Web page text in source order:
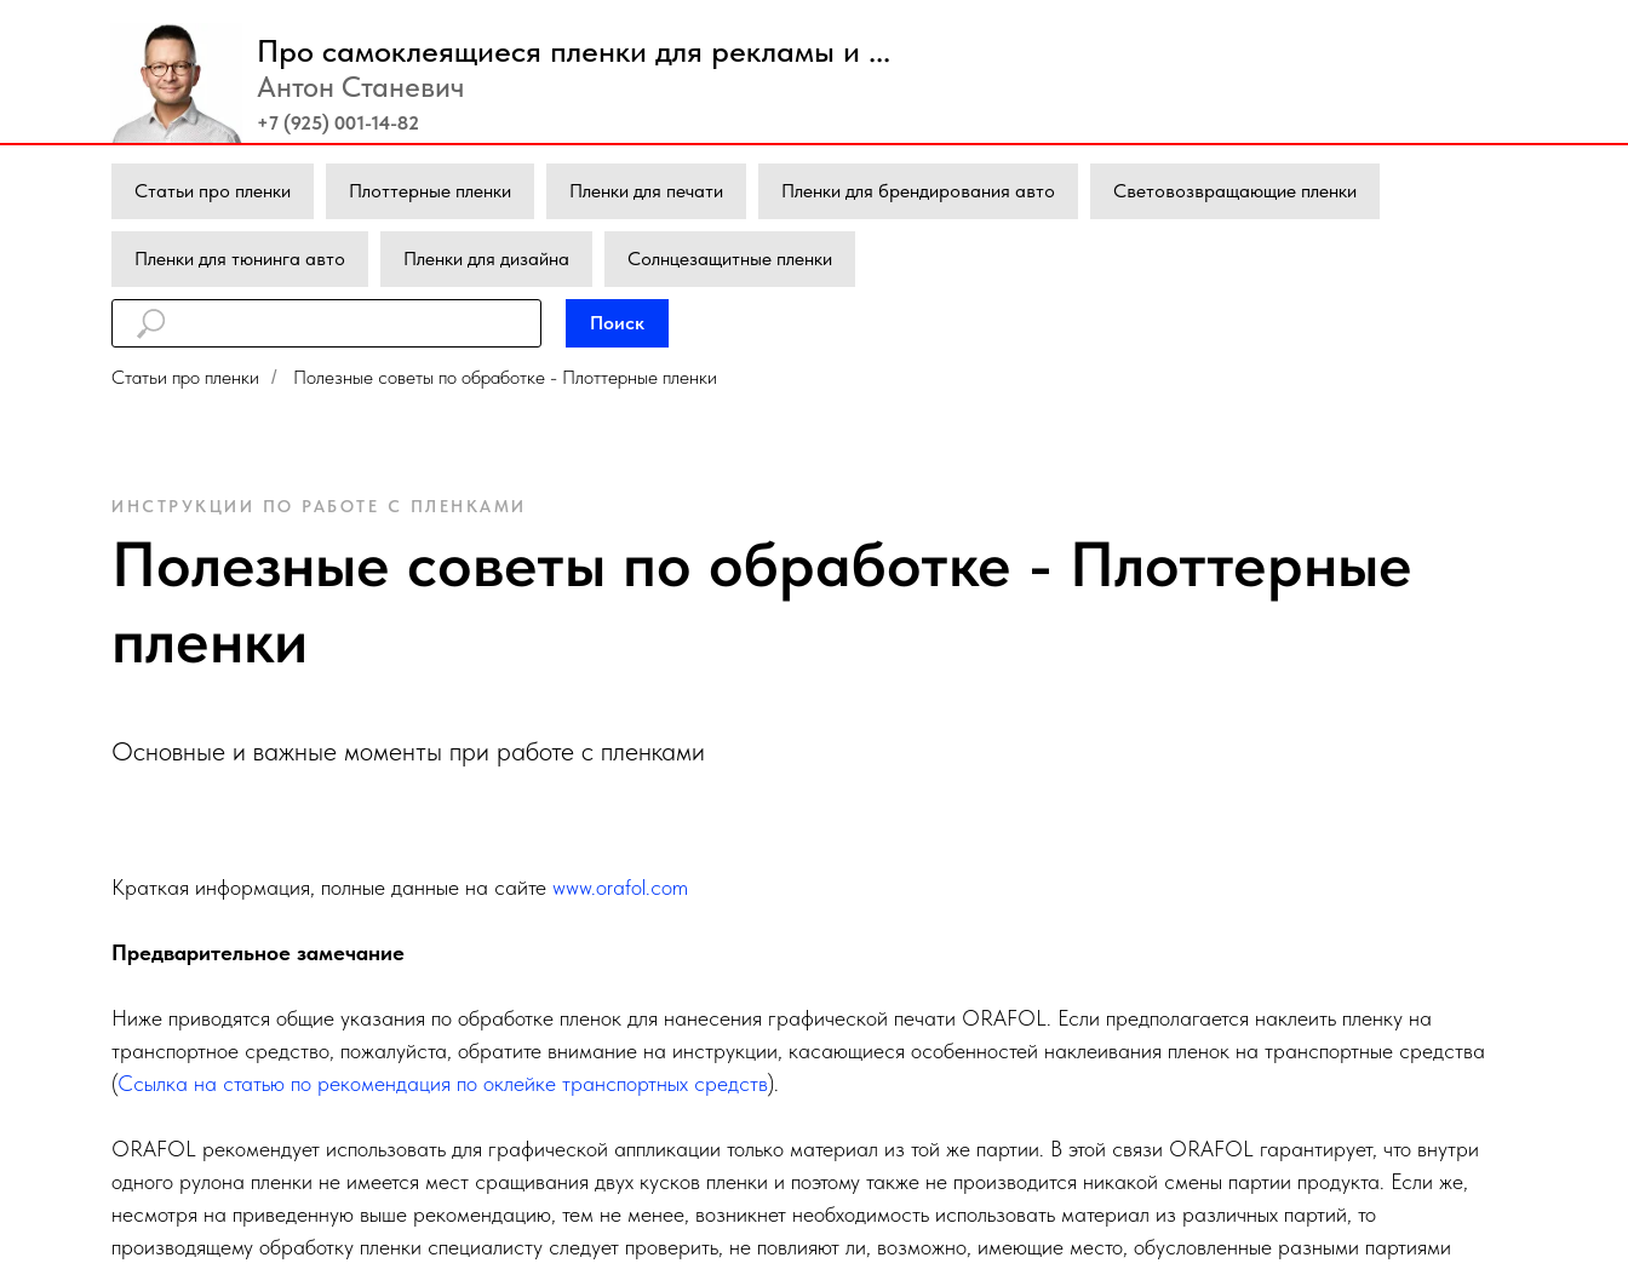
Антон Станевич
Про самоклеящиеся пленки для рекламы и ...
+7 (925) 001-14-82
Статьи про пленки Плоттерные пленки Пленки для печати Пленки для брендирования авто Световозвращающие пленки
Пленки для тюнинга авто Пленки для дизайна Солнцезащитные пленки
Поиск
Статьи про пленки / Полезные советы по обработке - Плоттерные пленки
ИНСТРУКЦИИ ПО РАБОТЕ С ПЛЕНКАМИ
Полезные советы по обработке - Плоттерные
пленки
Основные и важные моменты при работе с пленками
Краткая информация, полные данные на сайте www.orafol.com
Предварительное замечание
Ниже приводятся общие указания по обработке пленок для нанесения графической печати ORAFOL. Если предполагается наклеить пленку на
транспортное средство, пожалуйста, обратите внимание на инструкции, касающиеся особенностей наклеивания пленок на транспортные средства
(Ссылка на статью по рекомендация по оклейке транспортных средств).
ORAFOL рекомендует использовать для графической аппликации только материал из той же партии. В этой связи ORAFOL гарантирует, что внутри
одного рулона пленки не имеется мест сращивания двух кусков пленки и поэтому также не производится никакой смены партии продукта. Если же,
несмотря на приведенную выше рекомендацию, тем не менее, возникнет необходимость использовать материал из различных партий, то
производящему обработку пленки специалисту следует проверить, не повлияют ли, возможно, имеющие место, обусловленные разными партиями